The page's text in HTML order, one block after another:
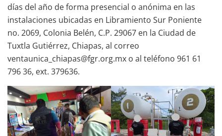
días del año de forma presencial o anónima en las
instalaciones ubicadas en Libramiento Sur Poniente
no. 2069, Colonia Belén, C.P. 29067 en la Ciudad de
Tuxtla Gutiérrez, Chiapas, al correo
ventaunica_chiapas@fgr.org.mx o al teléfono 961 61
796 36, ext. 379636.